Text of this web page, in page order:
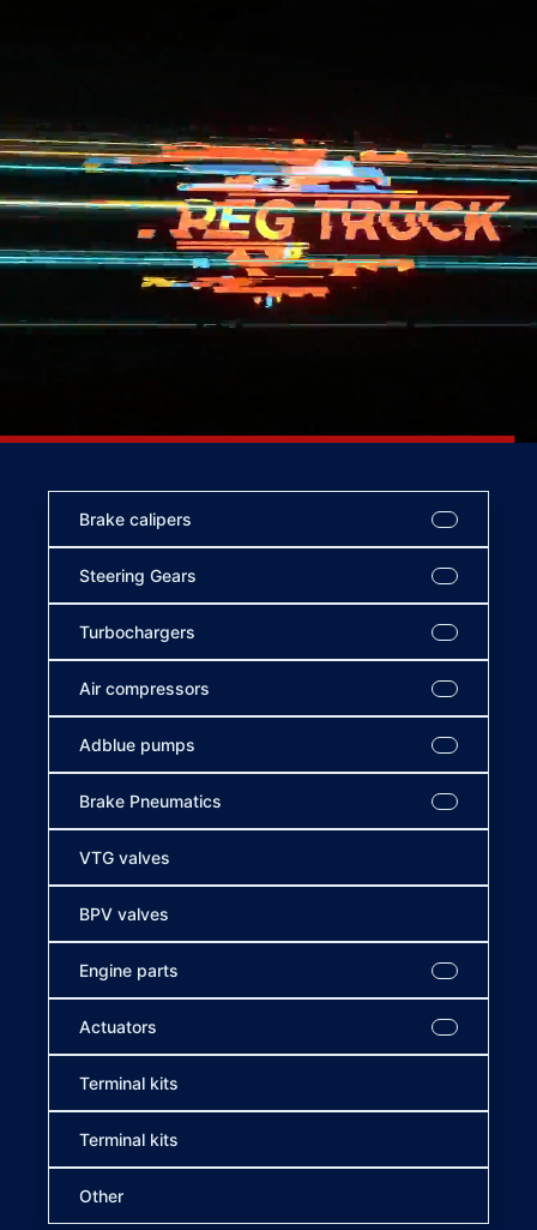
Brake calipers
Steering Gears
Turbochargers
Air compressors
Adblue pumps
Brake Pneumatics
VTG valves
BPV valves
Engine parts
Actuators
Terminal kits
Terminal kits
Other